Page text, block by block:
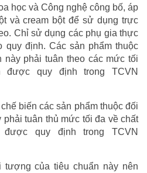
học và Công nghệ công bố, áp
và cream bột để sử dụng trực
Chỉ sử dụng các phụ gia thực
quy định. Các sản phẩm thuộc
phải tuân theo các mức tối
quy định trong TCVN
biến các sản phẩm thuộc đối
tuân thủ mức tối đa về chất
quy định trong TCVN
tượng của tiêu chuẩn này nên